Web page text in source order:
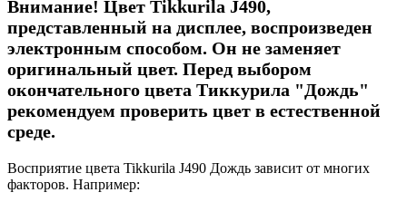
Внимание! Цвет Tikkurila J490,
представленный на дисплее, воспроизведен
электронным способом. Он не заменяет
оригинальный цвет. Перед выбором
окончательного цвета Тиккурила "Дождь"
рекомендуем проверить цвет в естественной
среде.
Восприятие цвета Tikkurila J490 Дождь зависит от многих
факторов. Например: